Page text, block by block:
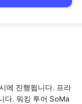
에 진행됩니다. 프라
다. 워킹 투어 SoMa